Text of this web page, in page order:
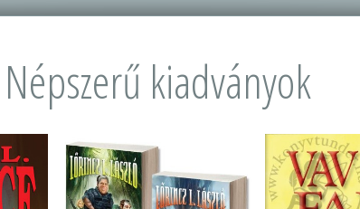
Népszerű kiadványok